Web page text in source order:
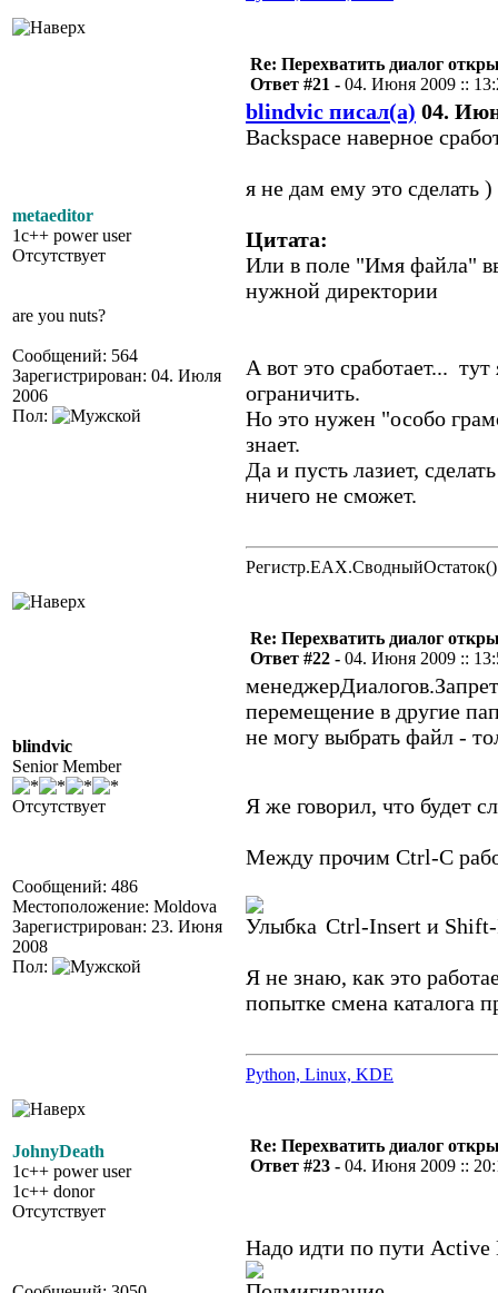
metaeditor
1c++ power user
Отсутствует
are you nuts?
Сообщений: 564
Зарегистрирован: 04. Июля
2006
Пол:
Re: Перехватить диалог
Ответ #21 - 04. Июня 2009 ::
blindvic писал(а) 04.
Backspace наверное
я не дам ему это сделать )
Цитата:
Или в поле "Имя файла"
нужной директории
А вот это сработает...
ограничить.
Но это нужен "особо
знает.
Да и пусть лазиет,
ничего не сможет.
Регистр.EAX.СводныйОстаток()
blindvic
Senior Member
Отсутствует
Сообщений: 486
Местоположение: Moldova
Зарегистрирован: 23. Июня
2008
Пол:
Re: Перехватить диалог
Ответ #22 - 04. Июня 2009 ::
перемещение в другие
не могу выбрать файл -
Я же говорил, что будет
Между прочим Ctrl-C
Ctrl-Insert и
Я не знаю, как это
попытке смена каталога
Python, Linux, KDE
JohnyDeath
1c++ power user
1c++ donor
Отсутствует
Re: Перехватить диалог
Ответ #23 - 04. Июня 2009 ::
Надо идти по пути Active